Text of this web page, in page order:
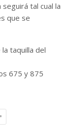
tal cual la
que se
taquilla del
675 y 875